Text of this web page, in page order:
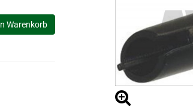
Warenkorb